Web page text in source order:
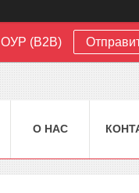
ОУР (B2B)
О НАС